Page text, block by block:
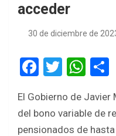
acceder
30 de diciembre de
F
ce
b
T
tt
er
W
at
s
El Gobierno de
del bono variable de
pensionados de